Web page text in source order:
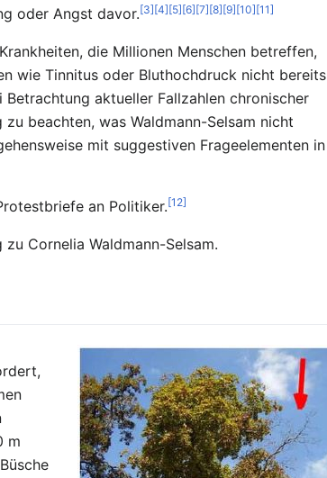
oder Angst davor.[3][4][5][6][7][8][9][10][11]
die Millionen Menschen betreffen,
wie Tinnitus oder Bluthochdruck nicht bereits
aktueller Fallzahlen chronischer
beachten, was Waldmann-Selsam nicht
mit suggestiven Frageelementen in
an Politiker.[12]
Cornelia Waldmann-Selsam.
m